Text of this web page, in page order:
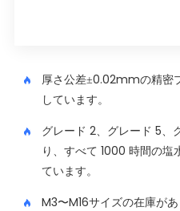
厚さ公差±0.02mmの精密
しています。
グレード 2、グレード 5、
り、すべて 1000 時間の
ています。
M3〜M16サイズの在庫が